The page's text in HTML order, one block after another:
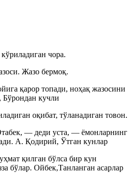
чора.
Жазо бермоқ.
қарор топади, ноҳақ жазосини
кучли
оқибат, тўланадиган товон.
— деди уста, — ёмонларнинг
А. Қодирий, Ўтган кунлар
қилган бўлса бир кун
бўлар. Ойбек,Танланган асарлар